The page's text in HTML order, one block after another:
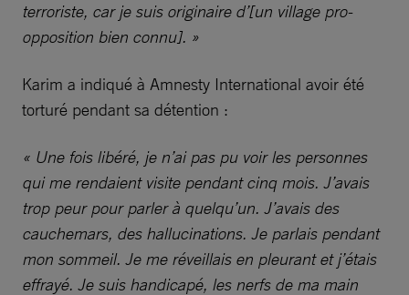
terroriste, car je suis originaire d’[un village pro-
opposition bien connu]. »
Karim a indiqué à Amnesty International avoir été
torturé pendant sa détention :
« Une fois libéré, je n’ai pas pu voir les personnes
qui me rendaient visite pendant cinq mois. J’avais
trop peur pour parler à quelqu’un. J’avais des
cauchemars, des hallucinations. Je parlais pendant
mon sommeil. Je me réveillais en pleurant et j’étais
effrayé. Je suis handicapé, les nerfs de ma main